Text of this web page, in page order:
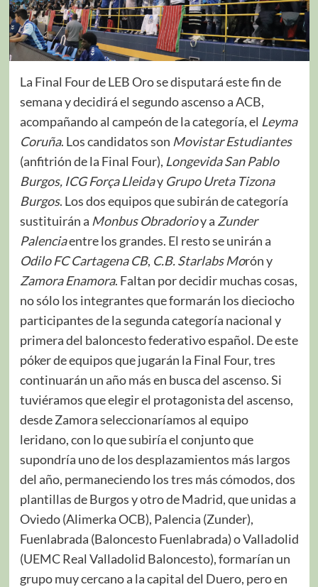
La Final Four de LEB Oro se disputará este fin de
semana y decidirá el segundo ascenso a ACB,
acompañando al campeón de la categoría, el Leyma
Coruña. Los candidatos son Movistar Estudiantes
(anfitrión de la Final Four), Longevida San Pablo
Burgos, ICG Força Lleiday Grupo Ureta Tizona
Burgos. Los dos equipos que subirán de categoría
sustituirán a Monbus Obradorioy a Zunder
Palenciaentre los grandes. El resto se unirán a
Odilo FC Cartagena CB, C.B. Starlabs Morón y
Zamora Enamora. Faltan por decidir muchas cosas,
no sólo los integrantes que formarán los dieciocho
participantes de la segunda categoría nacional y
primera del baloncesto federativo español. De este
póker de equipos que jugarán la Final Four, tres
continuarán un año más en busca del ascenso. Si
tuviéramos que elegir el protagonista del ascenso,
desde Zamora seleccionaríamos al equipo
leridano, con lo que subiría el conjunto que
supondría uno de los desplazamientos más largos
del año, permaneciendo los tres más cómodos, dos
plantillas de Burgos y otro de Madrid, que unidas a
Oviedo (Alimerka OCB), Palencia (Zunder),
Fuenlabrada (Baloncesto Fuenlabrada) o Valladolid
(UEMC Real Valladolid Baloncesto), formarían un
grupo muy cercano a la capital del Duero, pero en